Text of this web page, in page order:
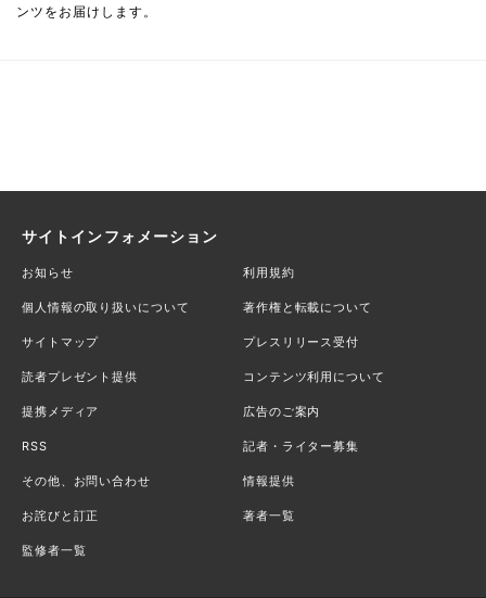
ンツをお届けします。
サイトインフォメーション
お知らせ 利用規約
個人情報の取り扱いについて 著作権と転載について
サイトマップ プレスリリース受付
読者プレゼント提供 コンテンツ利用について
提携メディア 広告のご案内
RSS 記者・ライター募集
その他、お問い合わせ 情報提供
お詫びと訂正 著者一覧
監修者一覧